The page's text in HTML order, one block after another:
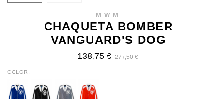
MWM
CHAQUETA BOMBER
VANGUARD'S DOG
138,75 € 277,50 €
COLOR